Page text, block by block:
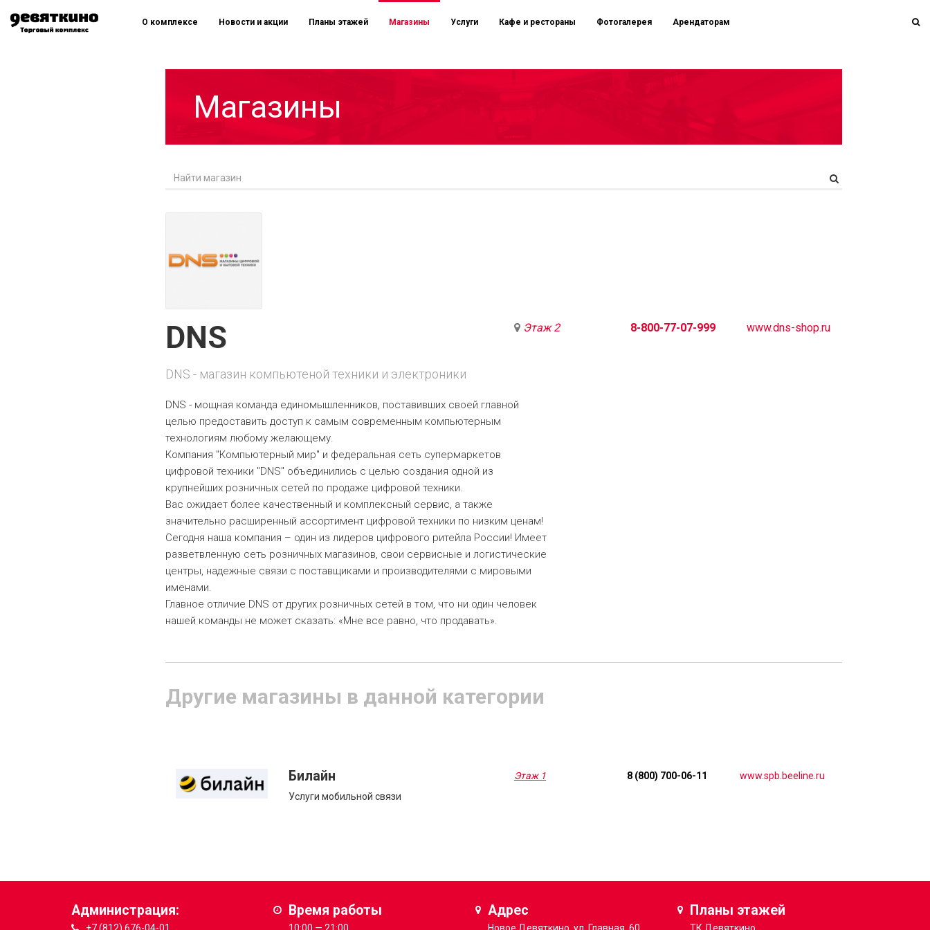
О комплексе Новости и акции Планы этажей Магазины Услуги Кафе и рестораны Фотогалерея Арендаторам
Магазины
DNS
DNS - магазин компьютеной техники и электроники
Этаж 2 8-800-77-07-999 www.dns-shop.ru
DNS - мощная команда единомышленников, поставивших своей главной
целью предоставить доступ к самым современным компьютерным
технологиям любому желающему.
Компания "Компьютерный мир" и федеральная сеть супермаркетов
цифровой техники "DNS" объединились с целью создания одной из
крупнейших розничных сетей по продаже цифровой техники.
Вас ожидает более качественный и комплексный сервис, а также
значительно расширенный ассортимент цифровой техники по низким ценам!
Сегодня наша компания – один из лидеров цифрового ритейла России! Имеет
разветвленную сеть розничных магазинов, свои сервисные и логистические
центры, надежные связи с поставщиками и производителями с мировыми
именами.
Главное отличие DNS от других розничных сетей в том, что ни один человек
нашей команды не может сказать: «Мне все равно, что продавать».
Другие магазины в данной категории
Билайн
Услуги мобильной связи
Этаж 1 8 (800) 700-06-11 www.spb.beeline.ru
Администрация: Время работы Адрес Планы этажей